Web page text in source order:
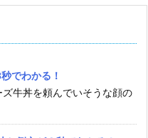
でわかる！
ズ牛丼を頼んでいそうな顔の